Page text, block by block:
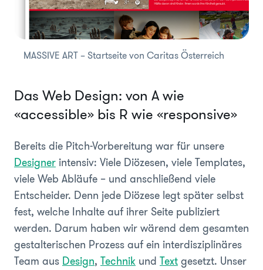
MASSIVE ART – Startseite von Caritas Österreich
Das Web Design: von A wie
«accessible» bis R wie «responsive»
Bereits die Pitch-Vorbereitung war für unsere
Designer intensiv: Viele Diözesen, viele Templates,
viele Web Abläufe – und anschließend viele
Entscheider. Denn jede Diözese legt später selbst
fest, welche Inhalte auf ihrer Seite publiziert
werden. Darum haben wir wärend dem gesamten
gestalterischen Prozess auf ein interdisziplinäres
Team aus Design, Technik und Textgesetzt. Unser